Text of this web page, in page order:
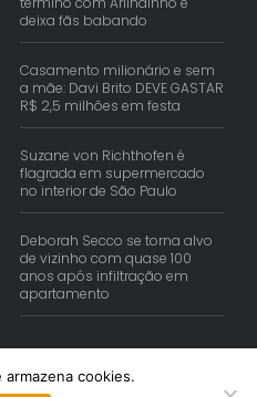
deixa fãs babando
Casamento milionário e sem
a mãe: Davi Brito DEVE GASTAR
R$ 2,5 milhões em festa
Suzane von Richthofen é
flagrada em supermercado
no interior de São Paulo
Deborah Secco se torna alvo
de vizinho com quase 100
anos após infiltração em
apartamento
cookies.